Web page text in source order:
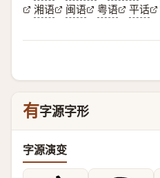
湘语
闽语 粤语 平话
有字源字形
字源演变